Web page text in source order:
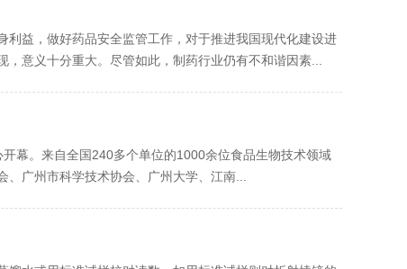
，做好药品安全监管工作，对于推进我国现代化建设进
，意义十分重大。尽管如此，制药行业仍有不和谐因素...
幕。来自全国240多个单位的1000余位食品生物技术领域
、广州市科学技术协会、广州大学、江南...